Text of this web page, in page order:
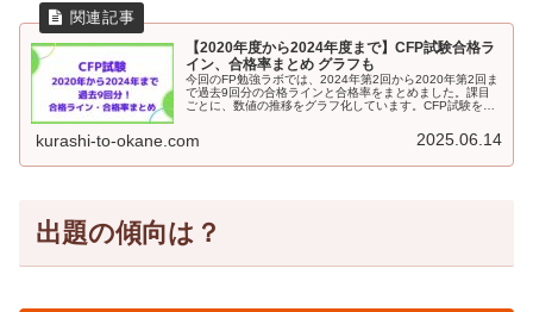
【2020年度から2024年度まで】CFP試験合格ラ
イン、合格率まとめ グラフも
今回のFP勉強ラボでは、2024年第2回から2020年第2回ま
で過去9回分の合格ラインと合格率をまとめました。課目
ごとに、数値の推移をグラフ化しています。CFP試験を受
kurashi-to-okane.com 2025.06.14
出題の傾向は？